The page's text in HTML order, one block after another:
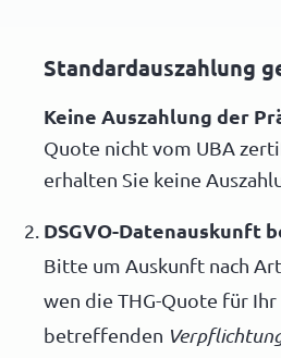
Standardauszahlung
Keine Auszahlung der
Quote nicht vom UBA
erhalten Sie keine
DSGVO-Datenauskunft
Bitte um Auskunft nach
wen die THG-Quote für Ihr
betreffenden